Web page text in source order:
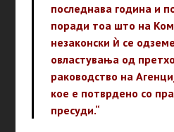
последнава година и
поради тоа што на
незаконски ѝ се
овластувања од
раководство на
кое е потврдено со
пресуди.“